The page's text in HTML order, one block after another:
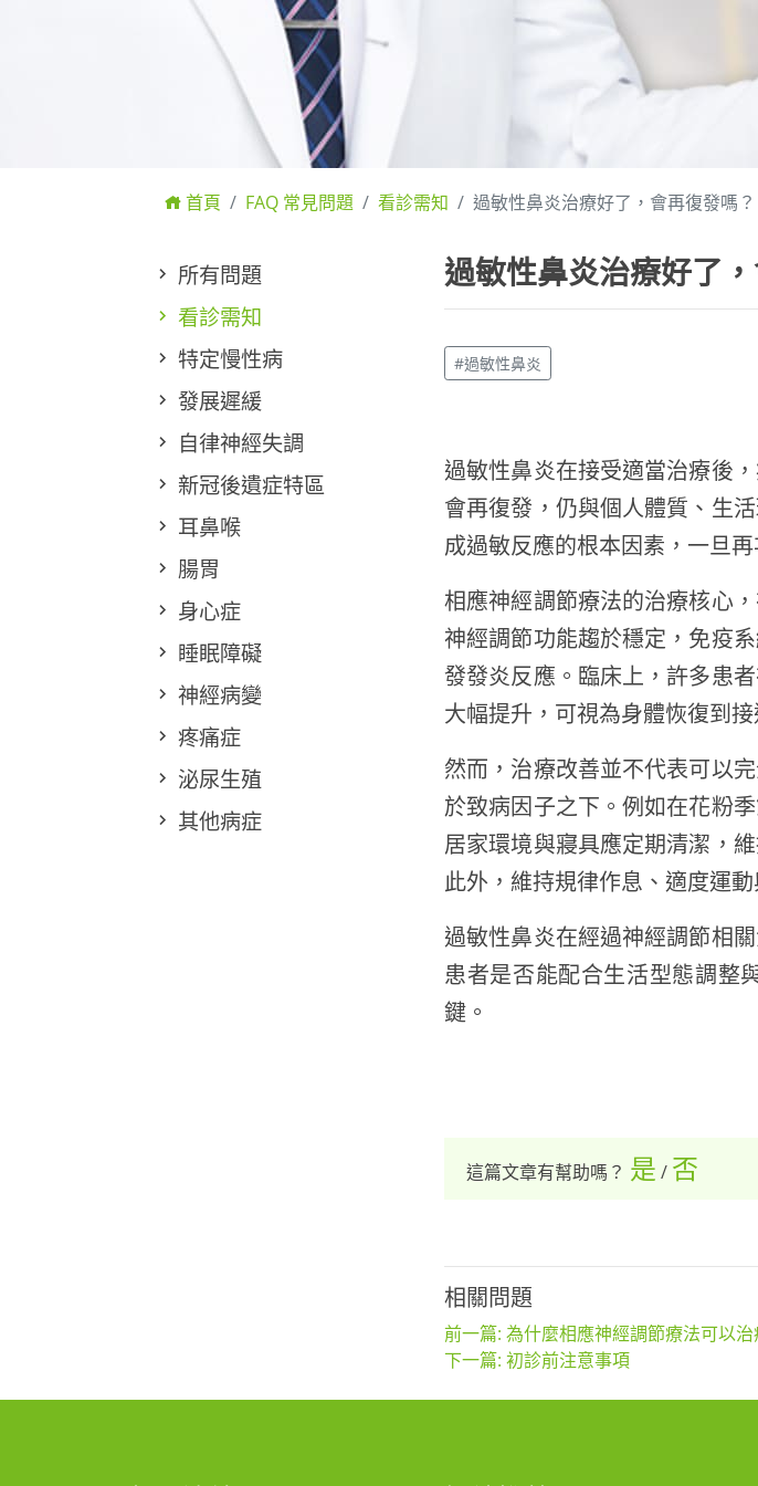
首頁 FAQ 常見問題 看診需知 過敏性鼻炎治療好了，會再復發嗎？
所有問題
看診需知
特定慢性病
發展遲緩
自律神經失調
新冠後遺症特區
耳鼻喉
腸胃
身心症
睡眠障礙
神經病變
疼痛症
泌尿生殖
其他病症
過敏性鼻炎治療好了
#過敏性鼻炎
過敏性鼻炎在接受適當治療後
會再復發，仍與個人體質、生
成過敏反應的根本因素，一旦
相應神經調節療法的治療核心
神經調節功能趨於穩定，免疫
發發炎反應。臨床上，許多患
大幅提升，可視為身體恢復到
然而，治療改善並不代表可以
於致病因子之下。例如在花粉
居家環境與寢具應定期清潔，
此外，維持規律作息、適度運
過敏性鼻炎在經過神經調節相
患者是否能配合生活型態調整
鍵。
這篇文章有幫助嗎？ 是 / 否
相關問題
前一篇: 為什麼相應神經調節療法可以治
下一篇: 初診前注意事項